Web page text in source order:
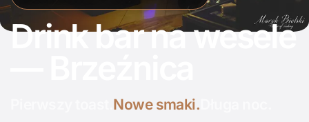
Drink bar na wesele
Nowe smaki.